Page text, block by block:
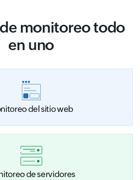
monitoreo todo
en uno
del sitio web
de servidores